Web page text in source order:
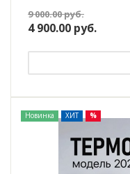
Яндекс Алисой
9 000.00руб.
4 900.00 руб.
Новинка ХИТ %